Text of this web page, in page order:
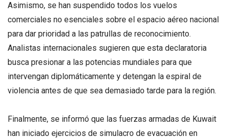
Asimismo, se han suspendido todos los vuelos
comerciales no esenciales sobre el espacio aéreo nacional
para dar prioridad a las patrullas de reconocimiento.
Analistas internacionales sugieren que esta declaratoria
busca presionar a las potencias mundiales para que
intervengan diplomáticamente y detengan la espiral de
violencia antes de que sea demasiado tarde para la región.
Finalmente, se informó que las fuerzas armadas de Kuwait
han iniciado ejercicios de simulacro de evacuación en